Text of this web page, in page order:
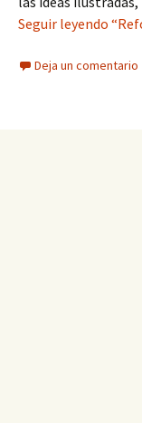
Seguir leyendo
Deja un comentario